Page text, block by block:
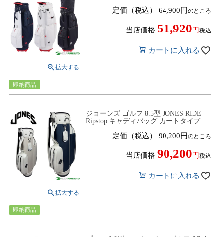
定価（税込） 64,900 のところ
当店価格 51,920 税込
カートに入れる
即納商品
ジョーンズ ゴルフ 8.5型 JONES RIDE
Ripstop キャディバッグ カートタイプ
定価（税込） 90,200 のところ
当店価格 90,200 税込
カートに入れる
即納商品